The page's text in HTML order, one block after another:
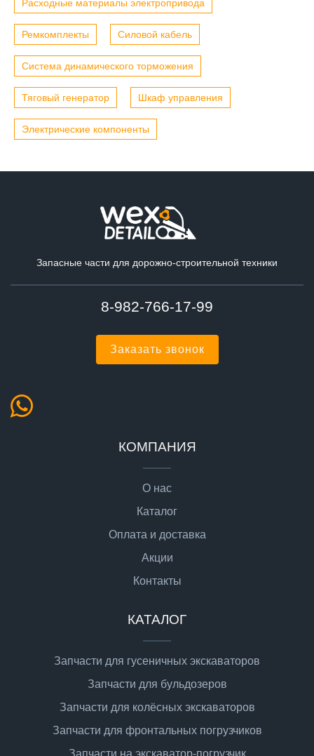
Расходные материалы электропривода
Ремкомплекты Силовой кабель
Система динамического торможения
Тяговый генератор Шкаф управления
Электрические компоненты
Запасные части для дорожно-строительной техники
8-982-766-17-99
Заказать звонок
КОМПАНИЯ
О нас
Каталог
Оплата и доставка
Акции
Контакты
КАТАЛОГ
Запчасти для гусеничных экскаваторов
Запчасти для бульдозеров
Запчасти для колёсных экскаваторов
Запчасти для фронтальных погрузчиков